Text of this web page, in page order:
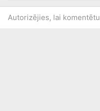
Autorizējies, lai komentētu